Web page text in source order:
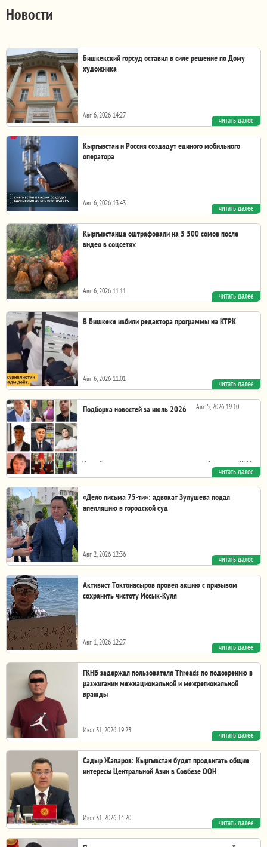
Новости
Бишкекский горсуд оставил в силе решение по Дому
художника
Авг 6, 2026 14:27
Фото из интернета. Дом Художника Бишкекский городской
суд оставил без изменений решение по делу...
читать далее
Кыргызстан и Россия создадут единого мобильного
оператора
Авг 6, 2026 13:43
Кыргызстан и Россия создадут бесшовного мобильного
оператора связи. Соответствующее соглашение...
читать далее
Кыргызстанца оштрафовали на 5 500 сомов после
видео в соцсетях
Авг 6, 2026 11:11
Фото пресс-службы Минприроды В Иссык-Кульской
области выявили факт выброса мусора в неположенном...
читать далее
В Бишкеке избили редактора программы на КТРК
Авг 6, 2026 11:01
Во время съемок избили редактора программы
"Телекузот"* на КТРК. Эту информацию редакции...
читать далее
Подборка новостей за июль 2026 Авг 5, 2026 19:10
Мы собрали некоторые заголовки новостей за июль 2026
читать далее
«Дело письма 75-ти»: адвокат Зулушева подал
апелляцию в городской суд
Авг 2, 2026 12:36
Курманкул Зулушев в Первомайском районном суде
Бишкека. 4 июня 2026 года. Непрофессиональный...
читать далее
Активист Токтонасыров провел акцию с призывом
сохранить чистоту Иссык-Куля
Авг 1, 2026 12:27
Өндүрүш Токтонасыров. Непрофессиональный перевод.
Гражданский активист Өндүрүш Токтонасыров провел...
читать далее
ГКНБ задержал пользователя Threads по подозрению в
разжигании межнациональной и межрегиональной
вражды
Июл 31, 2026 19:23
Сотрудники ГКНБ задержали пользователя социальной
сети Threads по подозрению в распространении...
читать далее
Садыр Жапаров: Кыргызстан будет продвигать общие
интересы Центральной Азии в Совбезе ООН
Июл 31, 2026 14:20
Президент Садыр Жапаров предложил активизировать
работу над введением единой туристической визы...
читать далее